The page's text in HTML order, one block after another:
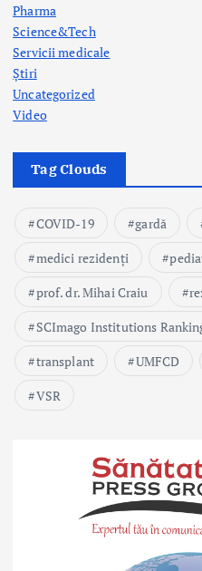
Pharma
Science&Tech
Servicii medicale
Știri
Uncategorized
Video
Tag Clouds
COVID-19 gardă
medici rezidenți
prof. dr. Mihai Craiu
SCImago Institutions
transplant
UMFCD
VSR